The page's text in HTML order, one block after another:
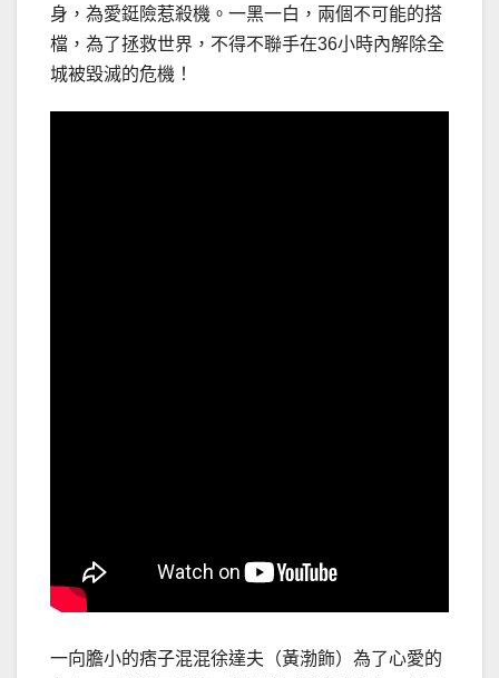
身，為愛鋌險惹殺機。一黑一白，兩個不可能的搭
檔，為了拯救世界，不得不聯手在36小時內解除全
城被毀滅的危機！
一向膽小的痞子混混徐達夫（黃渤飾）為了心愛的